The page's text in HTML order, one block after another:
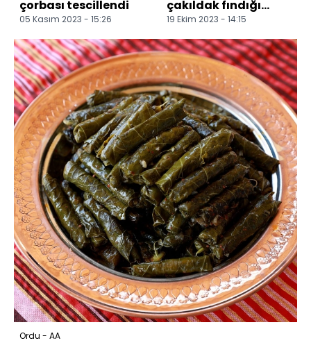
çorbası tescillendi
05 Kasım 2023 - 15:26
çakıldak fındığı
tescillendi
19 Ekim 2023 - 14:15
Ordu - AA